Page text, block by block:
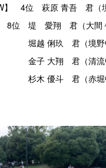
】 4位 萩原 青吾 君（境
8位 堤 愛翔 君（大間々
君（境野中出
君（清流中出
君（赤堀中出